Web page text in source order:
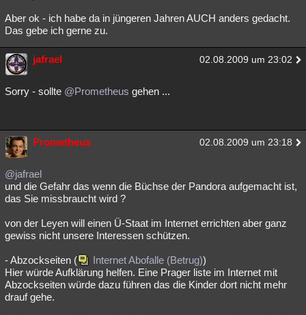
Aber ok - ich habe da in jüngeren Jahren AUCH anders gedacht.
Das gebe ich gerne zu.
jafrael 02.08.2009 um 23:02
Sorry - sollte @Prometheus gehen ...
Prometheus 02.08.2009 um 23:18
@jafrael
und die Gefahr das wenn die Büchse der Pandora aufgemacht ist,
das Sie missbraucht wird ?
von der Leyen will einen Ü-Staat im Internet errichten aber ganz
gewiss nicht unsere Interessen schützen.
- Abzockseiten ( Internet Abofalle (Betrug))
Hier würde Aufklärung helfen. Eine Prager liste im Internet mit
Abzockseiten würde dazu führen das die Kinder dort nicht mehr
drauf gehe.